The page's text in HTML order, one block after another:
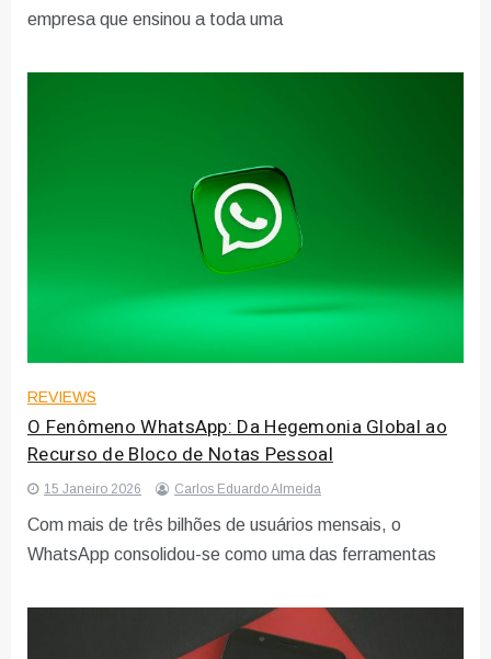
empresa que ensinou a toda uma
REVIEWS
O Fenômeno WhatsApp: Da Hegemonia Global ao
Recurso de Bloco de Notas Pessoal
15 Janeiro 2026 Carlos Eduardo Almeida
Com mais de três bilhões de usuários mensais, o
WhatsApp consolidou-se como uma das ferramentas